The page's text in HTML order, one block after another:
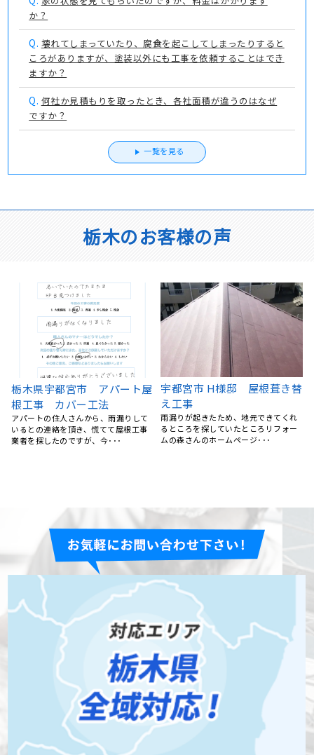
か？
Q. 壊れてしまっていたり、腐食を起こしてしまったりすると
ころがありますが、塗装以外にも工事を依頼することはでき
ますか？
Q. 何社か見積もりを取ったとき、各社面積が違うのはなぜ
ですか？
一覧を見る
栃木のお客様の声
ベランダFRP防水工事、屋根
カバー工事、外壁塗装、庇補
修工事 栃木県宇都宮市 K
様
栃木県宇都宮市 外壁塗装、
付帯部塗装 ナノコンポジッ
トW
指名4社の内、事前調査の内容が一番適